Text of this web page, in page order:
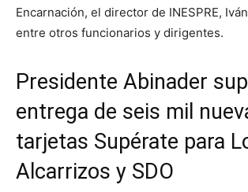
Encarnación, el director de INESPRE,
entre otros funcionarios y dirigentes.
Presidente Abinader
entrega de seis mil
tarjetas Supérate para
Alcarrizos y SDO